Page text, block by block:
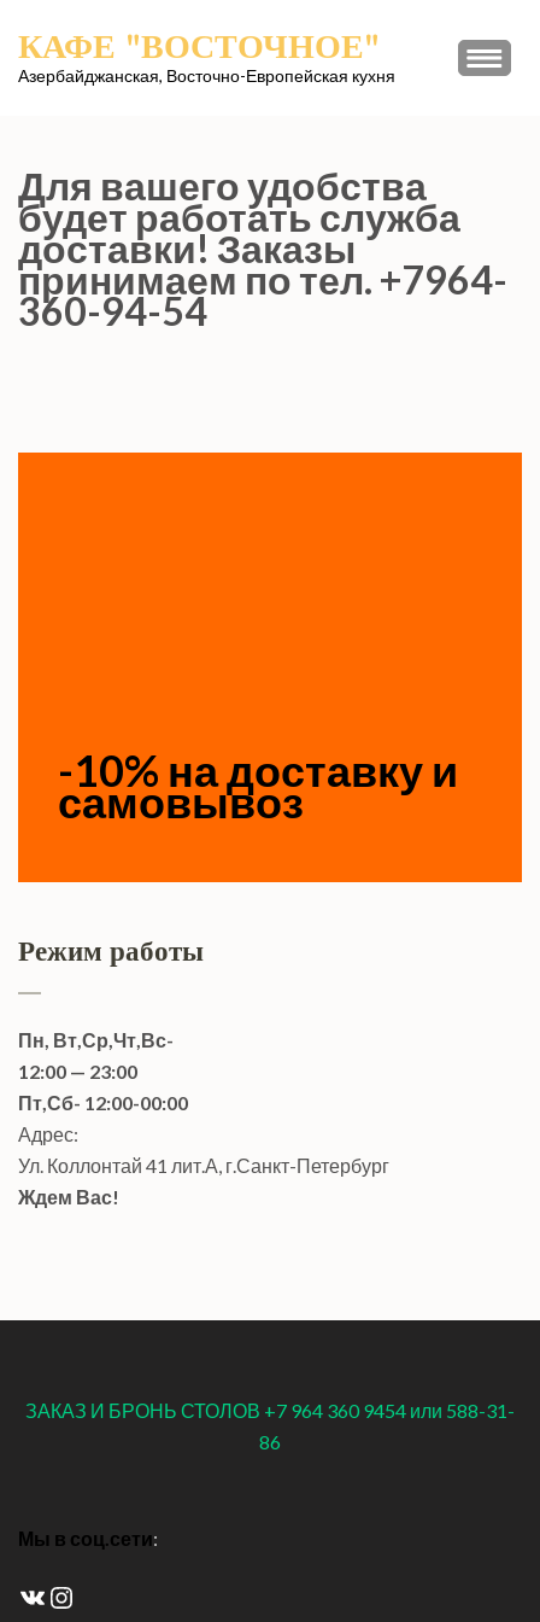
содержимому
КАФЕ "ВОСТОЧНОЕ"
Азербайджанская, Восточно-Европейская кухня
Для вашего удобства
будет работать служба
доставки! Заказы
принимаем по тел. +7964-
360-94-54
-10% на доставку и
самовывоз
Режим работы
Пн, Вт,Ср,Чт,Вс-
12:00 — 23:00
Пт,Сб- 12:00-00:00
Адрес:
Ул. Коллонтай 41 лит.А, г.Санкт-Петербург
Ждем Вас!
ЗАКАЗ И БРОНЬ СТОЛОВ +7 964 360 9454 или 588-31-
86
Мы в соц.сети:
ВКонтакте
Instagram